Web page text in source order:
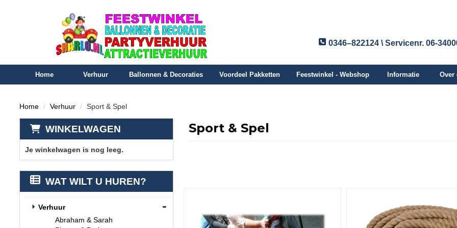
0346–822124 \ Servicenr. 06-
Home Verhuur Ballonnen & Decoraties Voordeel Pakketten Feestwinkel - Webshop Informatie Over
Home Verhuur Sport & Spel
WINKELWAGEN
Je winkelwagen is nog leeg.
WAT WILT U HUREN?
Verhuur
Abraham & Sarah
Sport & Spel